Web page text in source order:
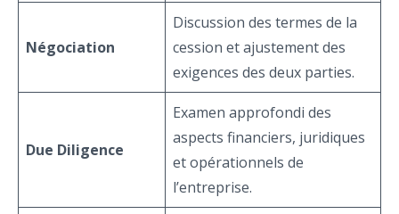
Négociation
Discussion des termes de la
cession et ajustement des
exigences des deux parties.
Due Diligence
Examen approfondi des
aspects financiers, juridiques
et opérationnels de
l’entreprise.